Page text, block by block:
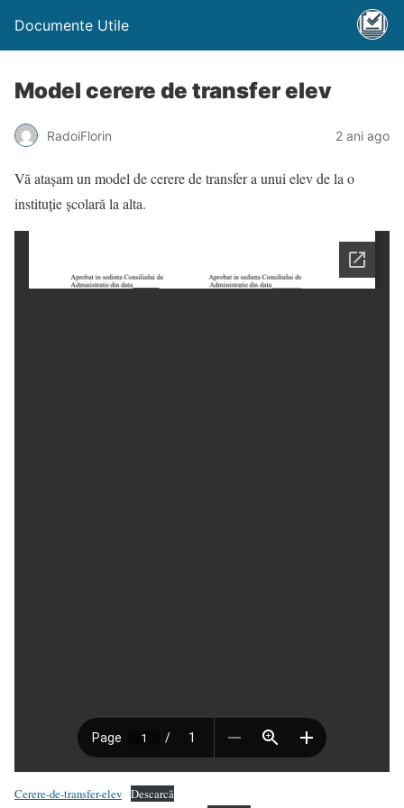
Documente Utile
Model cerere de transfer elev
RadoiFlorin 2 ani ago
Vă atașam un model de cerere de transfer a unui elev de la o
instituție școlară la alta.
Cerere-de-transfer-elev Descarcă